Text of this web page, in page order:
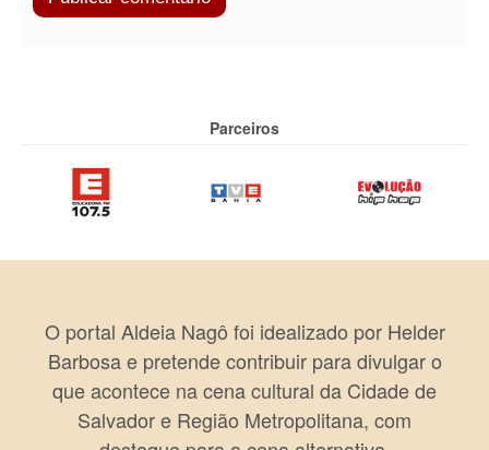
Parceiros
O portal Aldeia Nagô foi idealizado por Helder
Barbosa e pretende contribuir para divulgar o
que acontece na cena cultural da Cidade de
Salvador e Região Metropolitana, com